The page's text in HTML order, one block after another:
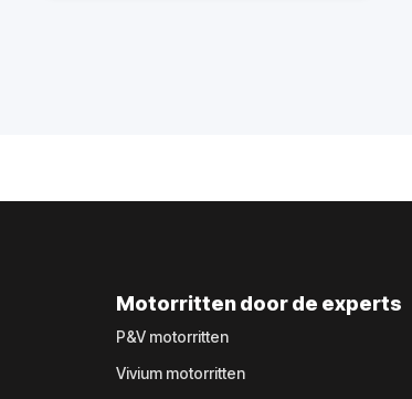
Motorritten door de experts
P&V motorritten
Vivium motorritten